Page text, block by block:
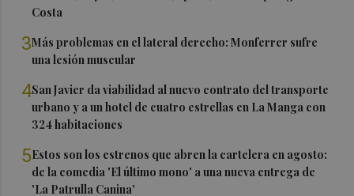
Costa
3Más problemas en el lateral derecho: Monferrer sufre
una lesión muscular
4San Javier da viabilidad al nuevo contrato del transporte
urbano y a un hotel de cuatro estrellas en La Manga con
324 habitaciones
5Estos son los estrenos que abren la cartelera en agosto:
de la comedia 'El último mono' a una nueva entrega de
'La Patrulla Canina'